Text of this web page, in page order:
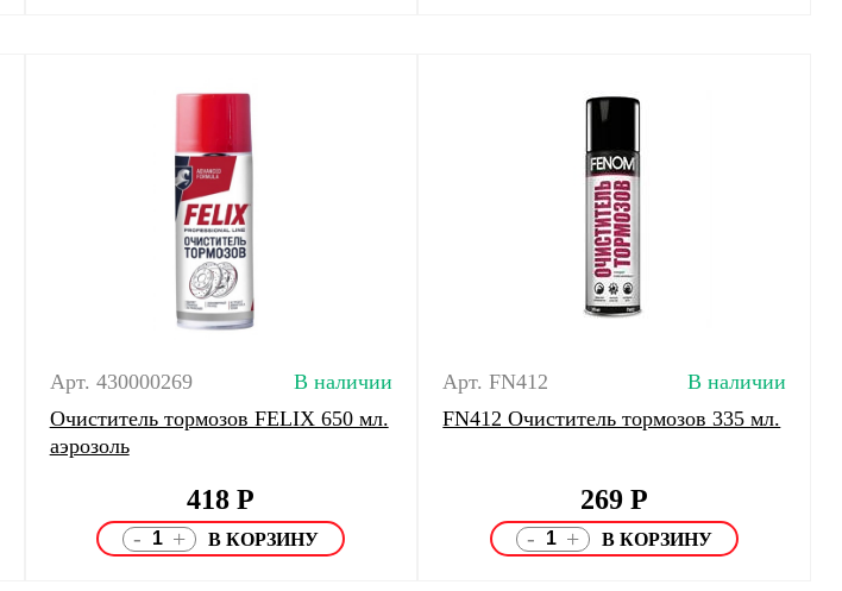
Арт. 430000269
В наличии
Очиститель тормозов FELIX 650 мл.
аэрозоль
418Р
- +
Арт. FN412
В наличии
FN412 Очиститель тормозов 335 мл.
269Р
- +